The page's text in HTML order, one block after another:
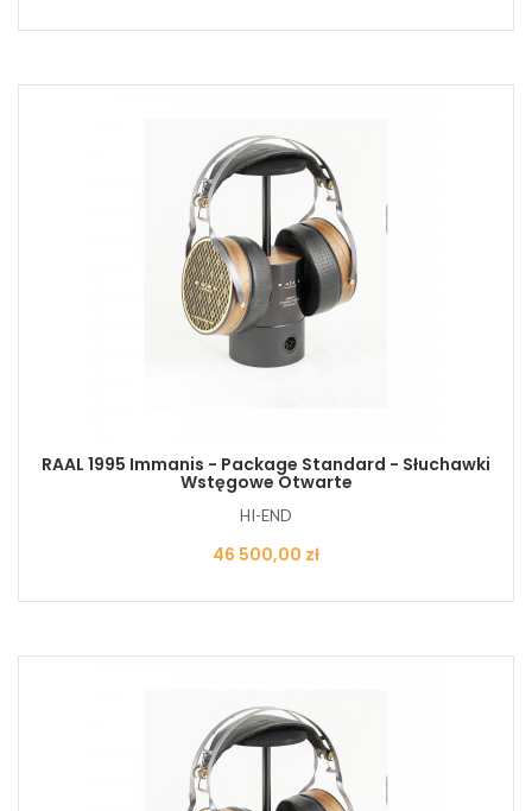
RAAL 1995 Immanis - Package Standard - Słuchawki
Wstęgowe Otwarte
HI-END
Cena
46 500,00 zł